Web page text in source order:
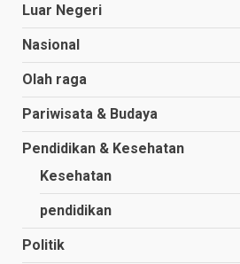
Luar Negeri
Nasional
Olah raga
Pariwisata & Budaya
Pendidikan & Kesehatan
Kesehatan
pendidikan
Politik